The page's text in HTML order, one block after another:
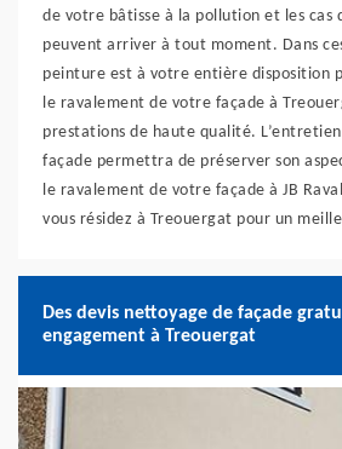
de votre bâtisse à la pollution et les cas
peuvent arriver à tout moment. Dans
peinture est à votre entière disposition
le ravalement de votre façade à
prestations de haute qualité.
façade permettra de préserver son
le ravalement de votre façade à JB
vous résidez à Treouergat pour un
Des devis nettoyage de façade
engagement à Treouergat